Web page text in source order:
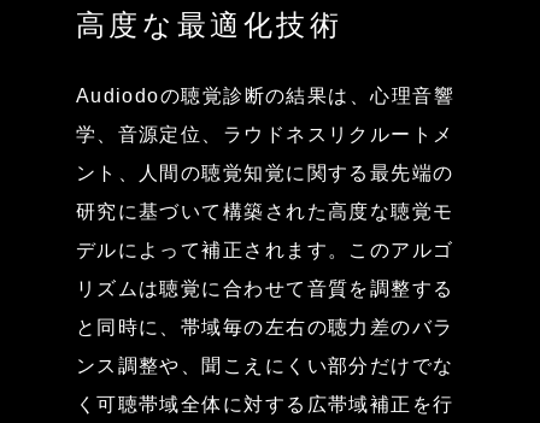
高度な最適化技術
Audiodoの聴覚診断の結果は、心理音響
学、音源定位、ラウドネスリクルートメ
ント、人間の聴覚知覚に関する最先端の
研究に基づいて構築された高度な聴覚モ
デルによって補正されます。このアルゴ
リズムは聴覚に合わせて音質を調整する
と同時に、帯域毎の左右の聴力差のバラ
ンス調整や、聞こえにくい部分だけでな
く可聴帯域全体に対する広帯域補正を行